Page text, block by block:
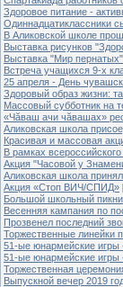
Здоровое питание -
Одиннадцатиклассники
В Аликовской школе
Выставка рисунков
Выставка "Мир пернатых"
Встреча учащихся 9-х
25 апреля - День
Здоровый образ жизни:
Массовый субботник на
«Чăваш ачи чăвашах»
Аликовская школа
Красивая и массовая
В рамках
Акция "Часовой у
Аликовская школа
Акция «Стоп ВИЧ/СПИД»
Большой школьный
Весенняя кампания по
Прозвенел последний
Торжественные линейки
51-ые юнармейские игры
51-ые юнармейские игры
Торжественная
Выпускной вечер 2019